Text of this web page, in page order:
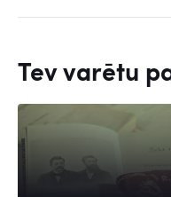
Tev varētu